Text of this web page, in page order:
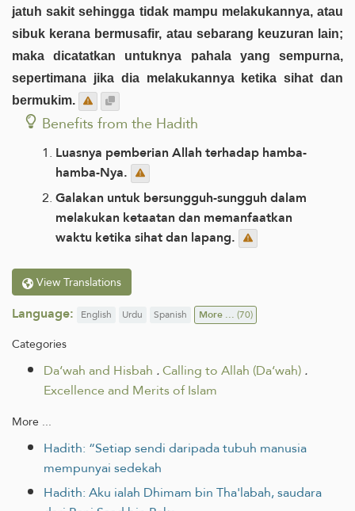
jatuh sakit sehingga tidak mampu melakukannya, atau
sibuk kerana bermusafir, atau sebarang keuzuran lain;
maka dicatatkan untuknya pahala yang sempurna,
sepertimana jika dia melakukannya ketika sihat dan
bermukim.
Benefits from the Hadith
Luasnya pemberian Allah terhadap hamba-
hamba-Nya.
Galakan untuk bersungguh-sungguh dalam
melakukan ketaatan dan memanfaatkan
waktu ketika sihat dan lapang.
View Translations
Language: English Urdu Spanish More ...(70)
Categories
Da‘wah and Hisbah .Calling to Allah (Da‘wah).
Excellence and Merits of Islam
More ...
Hadith: “Setiap sendi daripada tubuh manusia
mempunyai sedekah
Hadith: Aku ialah Dhimam bin Tha'labah, saudara